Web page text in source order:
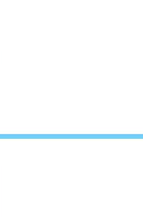
営業時間AM9:00～